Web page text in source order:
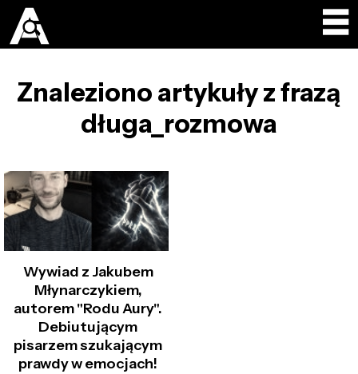
Znaleziono artykuły z frazą
długa_rozmowa
Wywiad z Jakubem
Młynarczykiem,
autorem "Rodu Aury".
Debiutującym
pisarzem szukającym
prawdy w emocjach!